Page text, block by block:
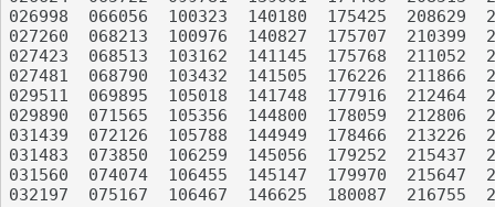
026998	066056	100323	140180	175425	208629	242731	287705	336668	370688
027260	068213	100976	140827	175707	210399	243292	289051	337211	371305
027423	068513	103162	141145	175768	211052	243929	289731	337969	372473
027481	068790	103432	141505	176226	211866	244364	290786	338138	373245
029511	069895	105018	141748	177916	212464	245003	293694	338678	373626
029890	071565	105356	144800	178059	212806	245794	295069	339000	374204
031439	072126	105788	144949	178466	213226	246693	297777	341598	374375
031483	073850	106259	145056	179252	215437	250277	298348	342976	374451
031560	074074	106455	145147	179970	215647	250389	298953	343383	375376
032197	075167	106467	146625	180087	216755	250492	301580	345125	377458